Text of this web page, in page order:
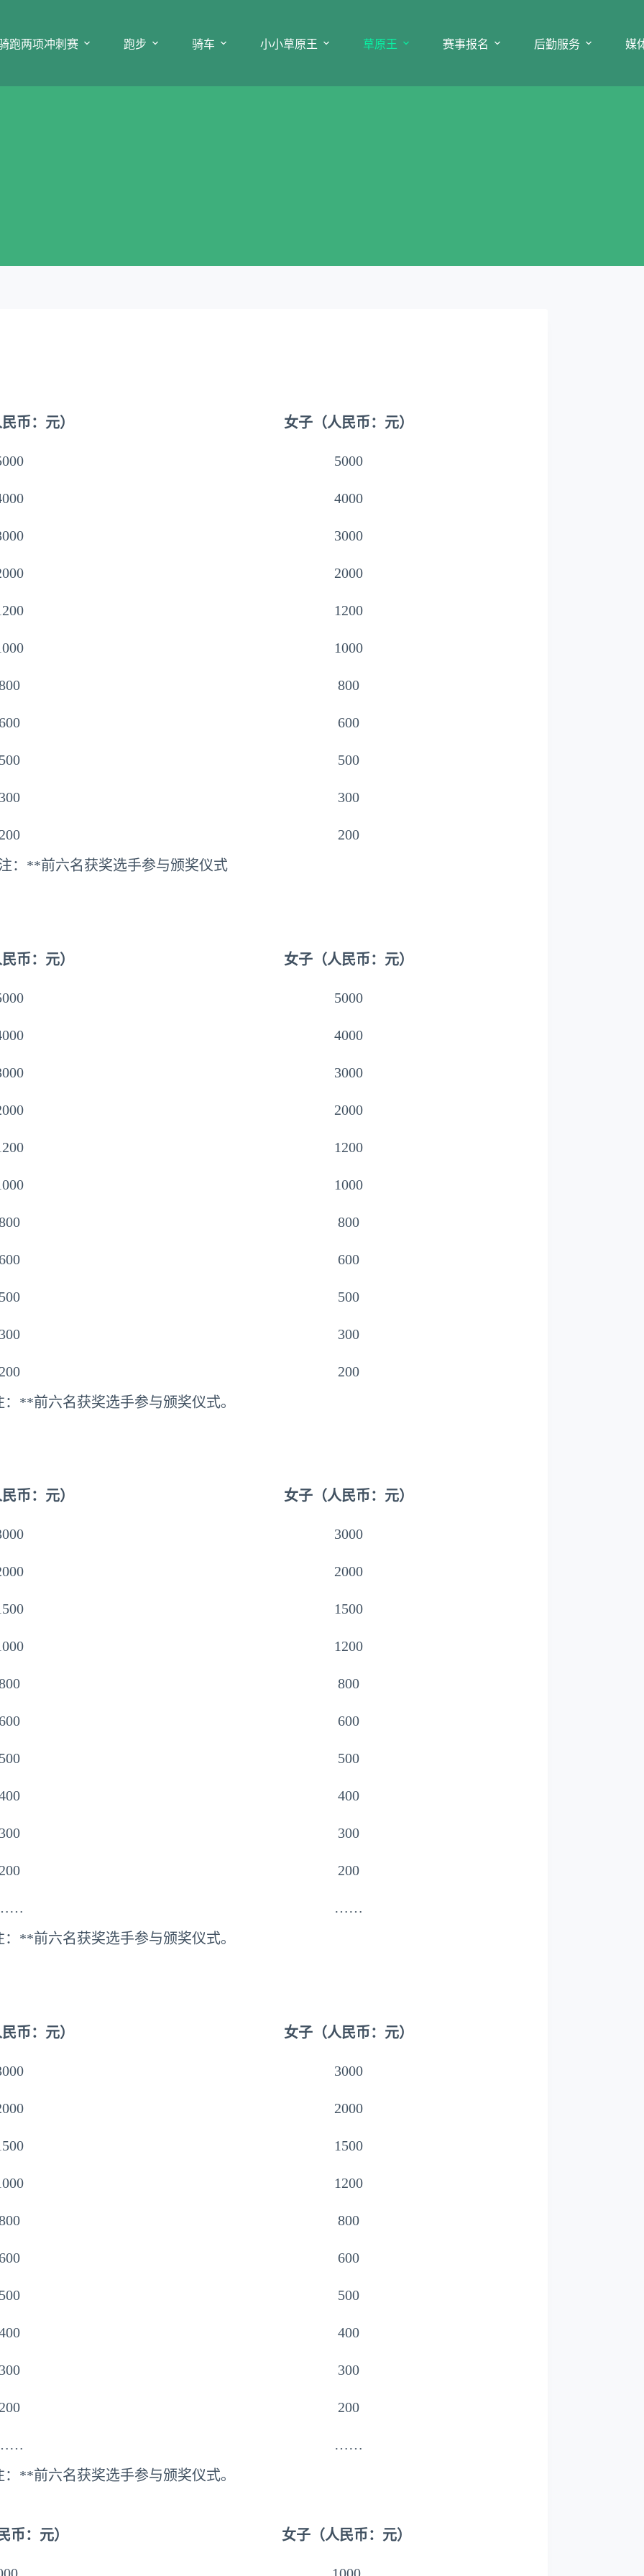
跑两项冲刺赛 跑步 骑车 小小草原王 草原王 赛事报名 后勤服务 媒
币：元） 女子（人民币：元）
5000
4000
3000
2000
1200
1000
800
600 600
500 500
300 300
200
200
：**前六名获奖选手参与颁奖仪式
币：元） 女子（人民币：元）
5000
4000
3000
2000
1200
1000
800
600 600
500 500
300 300
200
200
：**前六名获奖选手参与颁奖仪式。
币：元） 女子（人民币：元）
3000
2000
1500
1200
800
600 600
500 500
400
300 300
200 200
……
：**前六名获奖选手参与颁奖仪式。
币：元） 女子（人民币：元）
3000
2000
1500
1200
800
600 600
500 500
400
300 300
200 200
……
：**前六名获奖选手参与颁奖仪式。
币：元） 女子（人民币：元）